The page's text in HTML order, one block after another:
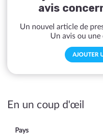
avis
Un nouvel article de
Un avis ou une
AJOUTER
En un coup d'œil
Pays